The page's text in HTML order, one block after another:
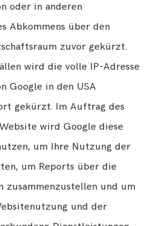
oder in anderen
Abkommens über den
zuvor gekürzt.
wird die volle IP-Adresse
Google in den USA
gekürzt. Im Auftrag des
wird Google diese
um Ihre Nutzung der
um Reports über die
zusammenzustellen und um
und der